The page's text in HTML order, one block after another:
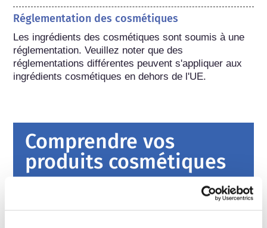
Réglementation des cosmétiques
Les ingrédients des cosmétiques sont soumis à une
réglementation. Veuillez noter que des
réglementations différentes peuvent s'appliquer aux
ingrédients cosmétiques en dehors de l'UE.
Comprendre vos
produits cosmétiques
Comment la sécurité des cosmétiques
est-elle garantie en Europe ?